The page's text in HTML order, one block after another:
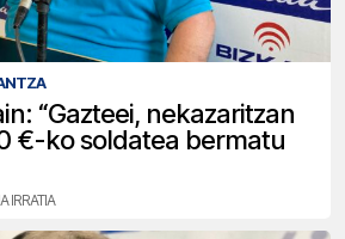
“Gazteei, nekazaritzan
€-ko soldatea bermatu
IRRATIA